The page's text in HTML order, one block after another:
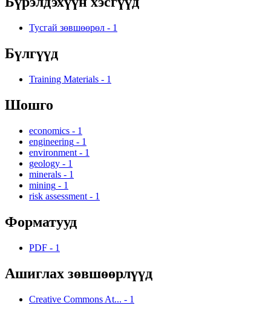
Тусгай зөвшөөрөл - 1
Бүлгүүд
Training Materials - 1
Шошго
economics - 1
engineering - 1
environment - 1
geology - 1
minerals - 1
mining - 1
risk assessment - 1
Форматууд
PDF - 1
Ашиглах зөвшөөрлүүд
Creative Commons At... - 1